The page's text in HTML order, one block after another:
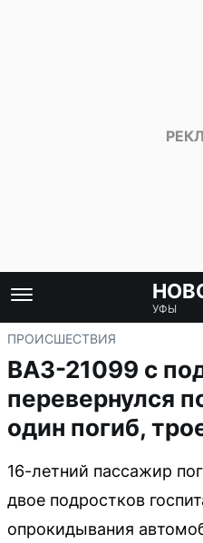
УФЫ
ПРОИСШЕСТВИЯ
ВАЗ-21099 с
перевернулся
один погиб,
16-летний пассажир
двое подростков
опрокидывания